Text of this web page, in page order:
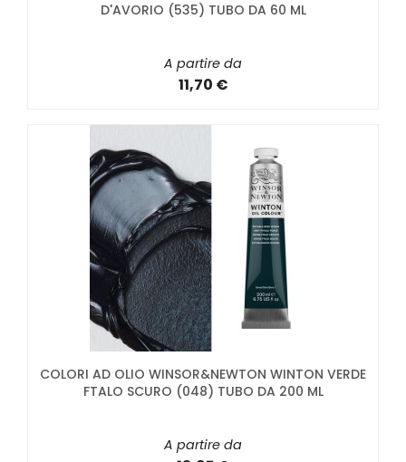
D'AVORIO (535) TUBO DA 60 ML
A partire da
11,70 €
COLORI AD OLIO WINSOR&NEWTON WINTON VERDE
FTALO SCURO (048) TUBO DA 200 ML
A partire da